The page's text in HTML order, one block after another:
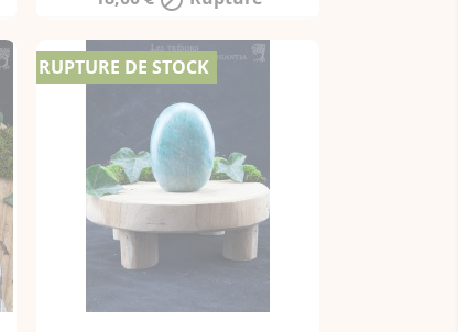
RUPTURE DE STOCK